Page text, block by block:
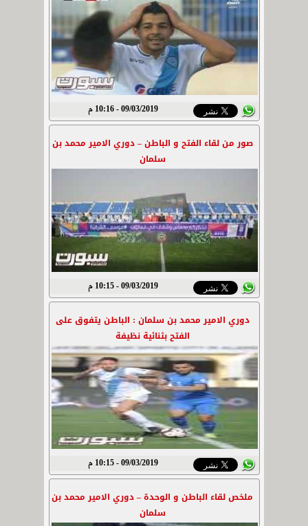
09/03/2019 - 10:16 م
صور من لقاء الفتح و الباطن – دوري الامير محمد بن
سلمان
09/03/2019 - 10:15 م
دوري الامير محمد بن سلمان : الباطن يتفوق على
الفتح بثنائية نظيفة
09/03/2019 - 10:15 م
ملخص لقاء الباطن و الوحدة – دوري الامير محمد بن
سلمان